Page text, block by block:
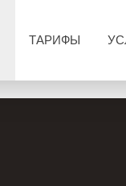
ТАРИФЫ